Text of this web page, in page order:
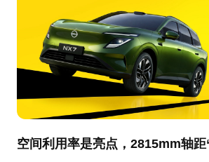
空间利用率是亮点，2815mm轴距